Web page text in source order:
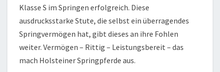
Klasse S im Springen erfolgreich. Diese
ausdrucksstarke Stute, die selbst ein überragendes
Springvermögen hat, gibt dieses an ihre Fohlen
weiter. Vermögen – Rittig – Leistungsbereit – das
mach Holsteiner Springpferde aus.